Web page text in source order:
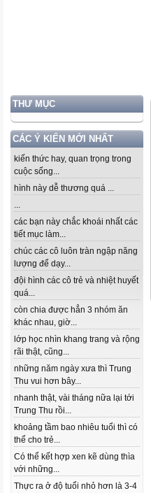
THƯ MỤC
CÁC Ý KIẾN MỚI NHẤT
kiến thức hay, quan trọng trong
cuộc sống...
hình này dễ thương quá ...
...
các bạn này chắc khoái nhất các
tiết mục làm...
chúc các cô luôn tràn ngập năng
lượng để dạy...
đội hình các cô trẻ và nhiệt huyết
quá...
còn chia được hẳn 3 nhóm ăn
khác nhau, giờ...
lớp học nhìn khang trang và rộng
rãi thật, cũng...
những năm ngày xưa thì Trung
Thu vui hơn bây...
nhanh thật, vài tháng nữa lại tới
Trung Thu rồi...
khoảng tầm bao nhiêu tuổi thì có
thể cho trẻ...
Có thể kết hợp xen kẽ dùng thìa
với những...
Thực ra ở độ tuổi nhỏ hơn là 3-4